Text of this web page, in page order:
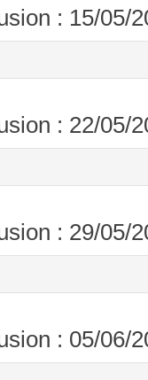
: 15/05/
: 22/05/
: 29/05/
: 05/06/